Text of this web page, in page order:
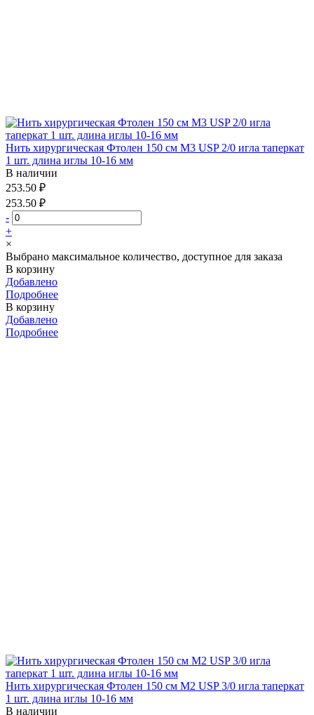
Нить хирургическая Фтолен 150 см М3 USP 2/0 игла таперкат
1 шт. длина иглы 10-16 мм
В наличии
253.50 ₽
253.50 ₽
-
+
×
Выбрано максимальное количество, доступное для заказа
В корзину
Добавлено
Подробнее
В корзину
Добавлено
Подробнее
Нить хирургическая Фтолен 150 см М2 USP 3/0 игла таперкат
1 шт. длина иглы 10-16 мм
В наличии